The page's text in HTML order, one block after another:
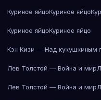
Куриное яйцоКуриное яйцо
Куриное яйцоКуриное яйцо
Кэн Кизи — Над кукушкиным
Лев Толстой — Война и мир
Лев Толстой — Война и мир